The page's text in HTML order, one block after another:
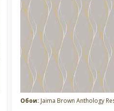
Обои: Jaima Brown Anthology